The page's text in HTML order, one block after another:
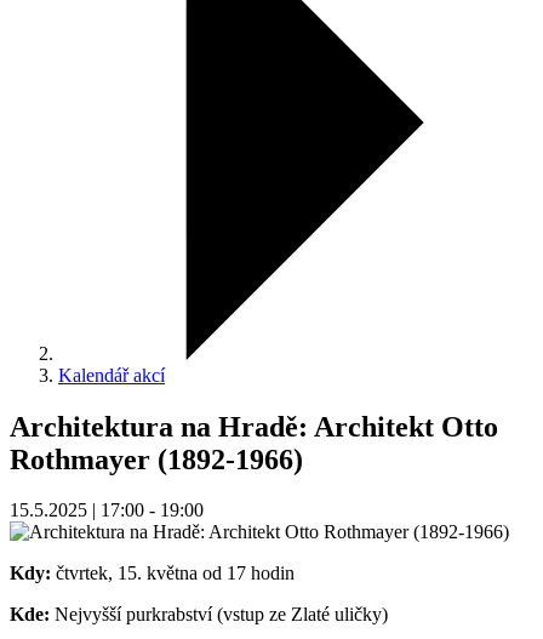
Kalendář akcí
Architektura na Hradě: Architekt Otto
Rothmayer (1892-1966)
15.5.2025 | 17:00 - 19:00
Kdy: čtvrtek, 15. května od 17 hodin
Kde: Nejvyšší purkrabství (vstup ze Zlaté uličky)